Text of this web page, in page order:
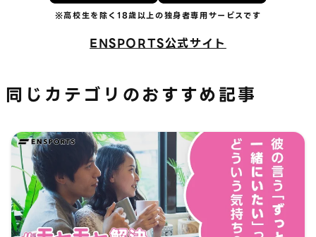
ENSPORTS公式サイト
同じカテゴリのおすすめ記事